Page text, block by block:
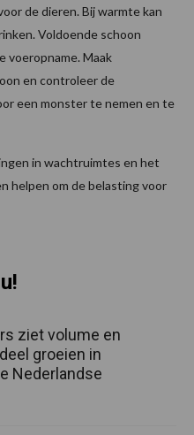
de dieren. Bij warmte kan
Voldoende schoon
voeropname. Maak
en controleer de
een monster te nemen en te
in wachtruimtes en het
helpen om de belasting voor
ziet volume en
groeien in
Nederlandse